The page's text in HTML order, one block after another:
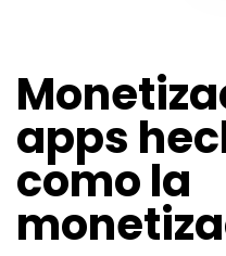
apps
como la